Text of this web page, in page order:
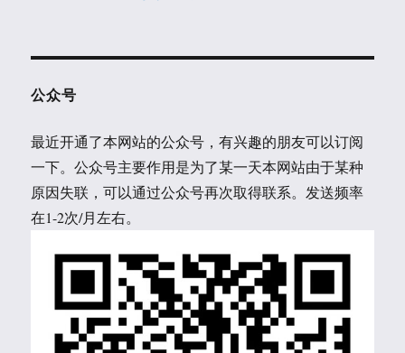
公众号
最近开通了本网站的公众号，有兴趣的朋友可以订阅
一下。公众号主要作用是为了某一天本网站由于某种
原因失联，可以通过公众号再次取得联系。发送频率
在1-2次/月左右。